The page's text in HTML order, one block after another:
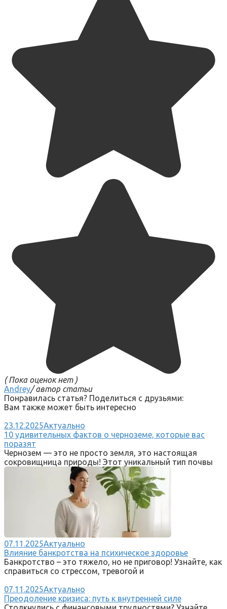
( Пока оценок нет )
Andrey/ автор статьи
Понравилась статья? Поделиться с друзьями:
Вам также может быть интересно
23.12.2025Актуально
10 удивительных фактов о черноземе, которые вас
поразят
Чернозем — это не просто земля, это настоящая
сокровищница природы! Этот уникальный тип почвы
07.11.2025Актуально
Влияние банкротства на психическое здоровье
Банкротство – это тяжело, но не приговор! Узнайте, как
справиться со стрессом, тревогой и
07.11.2025Актуально
Преодоление кризиса: путь к внутренней силе